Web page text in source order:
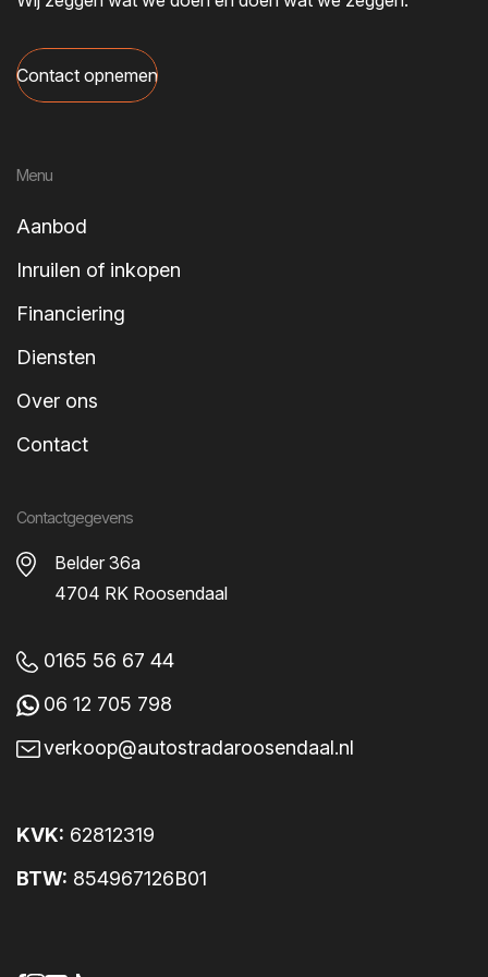
Škoda Enyaq iV
Beschrijving
Opties
Opties
Contact opnemen
Menu
Aanbod
Inruilen of inkopen
Financiering
Diensten
Over ons
Contact
Contactgegevens
Belder 36a
4704 RK Roosendaal
0165 56 67 44
06 12 705 798
verkoop@autostradaroosendaal.nl
KVK: 62812319
BTW: 854967126B01